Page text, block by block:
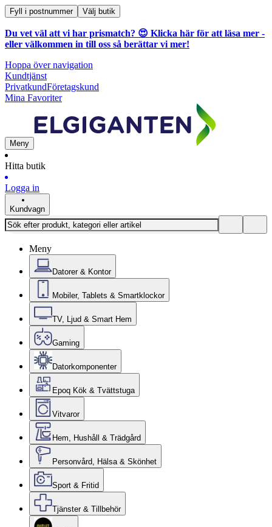
Fyll i postnummer Välj butik
Du vet väl att vi har prismatch? 😍 Klicka här för att läsa mer -
eller välkommen in till oss så berättar vi mer!
Hoppa över navigation
Kundtjänst
PrivatkundFöretagskund
Mina Favoriter
Meny
Hitta butik
Logga in
Kundvagn
Meny
Datorer & Kontor
Mobiler, Tablets & Smartklockor
TV, Ljud & Smart Hem
Gaming
Datorkomponenter
Epoq Kök & Tvättstuga
Vitvaror
Hem, Hushåll & Trädgård
Personvård, Hälsa & Skönhet
Sport & Fritid
Tjänster & Tillbehör